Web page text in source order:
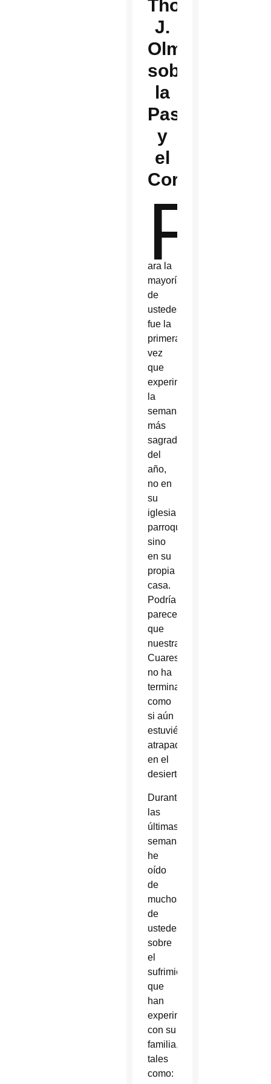
Thomas
J.
Olmsted
sobre
la
Pascua
y
el
Coronavirus
P
ara la
mayoría
de
ustedes,
fue la
primera
vez
que
experimentaron
la
semana
más
sagrada
del
año,
no en
su
iglesia
parroquial,
sino
en su
propia
casa.
Podría
parecer
que
nuestra
Cuaresma
no ha
terminado,
como
si aún
estuviéramos
atrapados
en el
desierto.
Durante
las
últimas
semanas,
he
oído
de
muchos
de
ustedes
sobre
el
sufrimiento
que
han
experimentado
con su
familia,
tales
como: